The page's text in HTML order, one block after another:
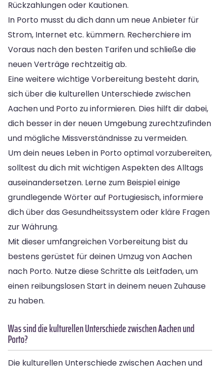
Rückzahlungen oder Kautionen.
In Porto musst du dich dann um neue Anbieter für
Strom, Internet etc. kümmern. Recherchiere im
Voraus nach den besten Tarifen und schließe die
neuen Verträge rechtzeitig ab.
Eine weitere wichtige Vorbereitung besteht darin,
sich über die kulturellen Unterschiede zwischen
Aachen und Porto zu informieren. Dies hilft dir dabei,
dich besser in der neuen Umgebung zurechtzufinden
und mögliche Missverständnisse zu vermeiden.
Um dein neues Leben in Porto optimal vorzubereiten,
solltest du dich mit wichtigen Aspekten des Alltags
auseinandersetzen. Lerne zum Beispiel einige
grundlegende Wörter auf Portugiesisch, informiere
dich über das Gesundheitssystem oder kläre Fragen
zur Währung.
Mit dieser umfangreichen Vorbereitung bist du
bestens gerüstet für deinen Umzug von Aachen
nach Porto. Nutze diese Schritte als Leitfaden, um
einen reibungslosen Start in deinem neuen Zuhause
zu haben.
Was sind die kulturellen Unterschiede zwischen Aachen und
Porto?
Die kulturellen Unterschiede zwischen Aachen und